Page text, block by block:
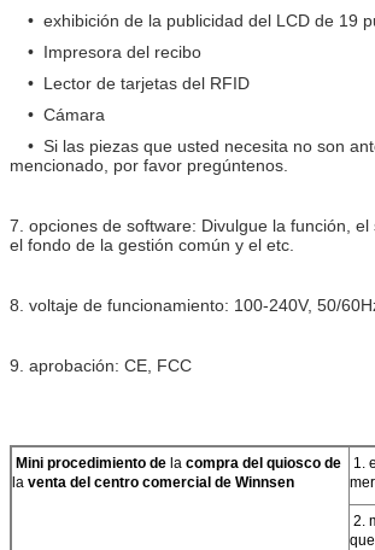
PRESENTACIóN
• exhibición de la publicidad del LCD de 19
• Impresora del recibo
• Lector de tarjetas del RFID
• Cámara
• Si las piezas que usted necesita no son
mencionado, por favor pregúntenos.
7. opciones de software: Divulgue la función, el
el fondo de la gestión común y el etc.
8. voltaje de funcionamiento: 100-240V, 50/
9. aprobación: CE, FCC
Mini procedimiento de la compra del quiosco de
la venta del centro comercial de Winnsen
1.
2.